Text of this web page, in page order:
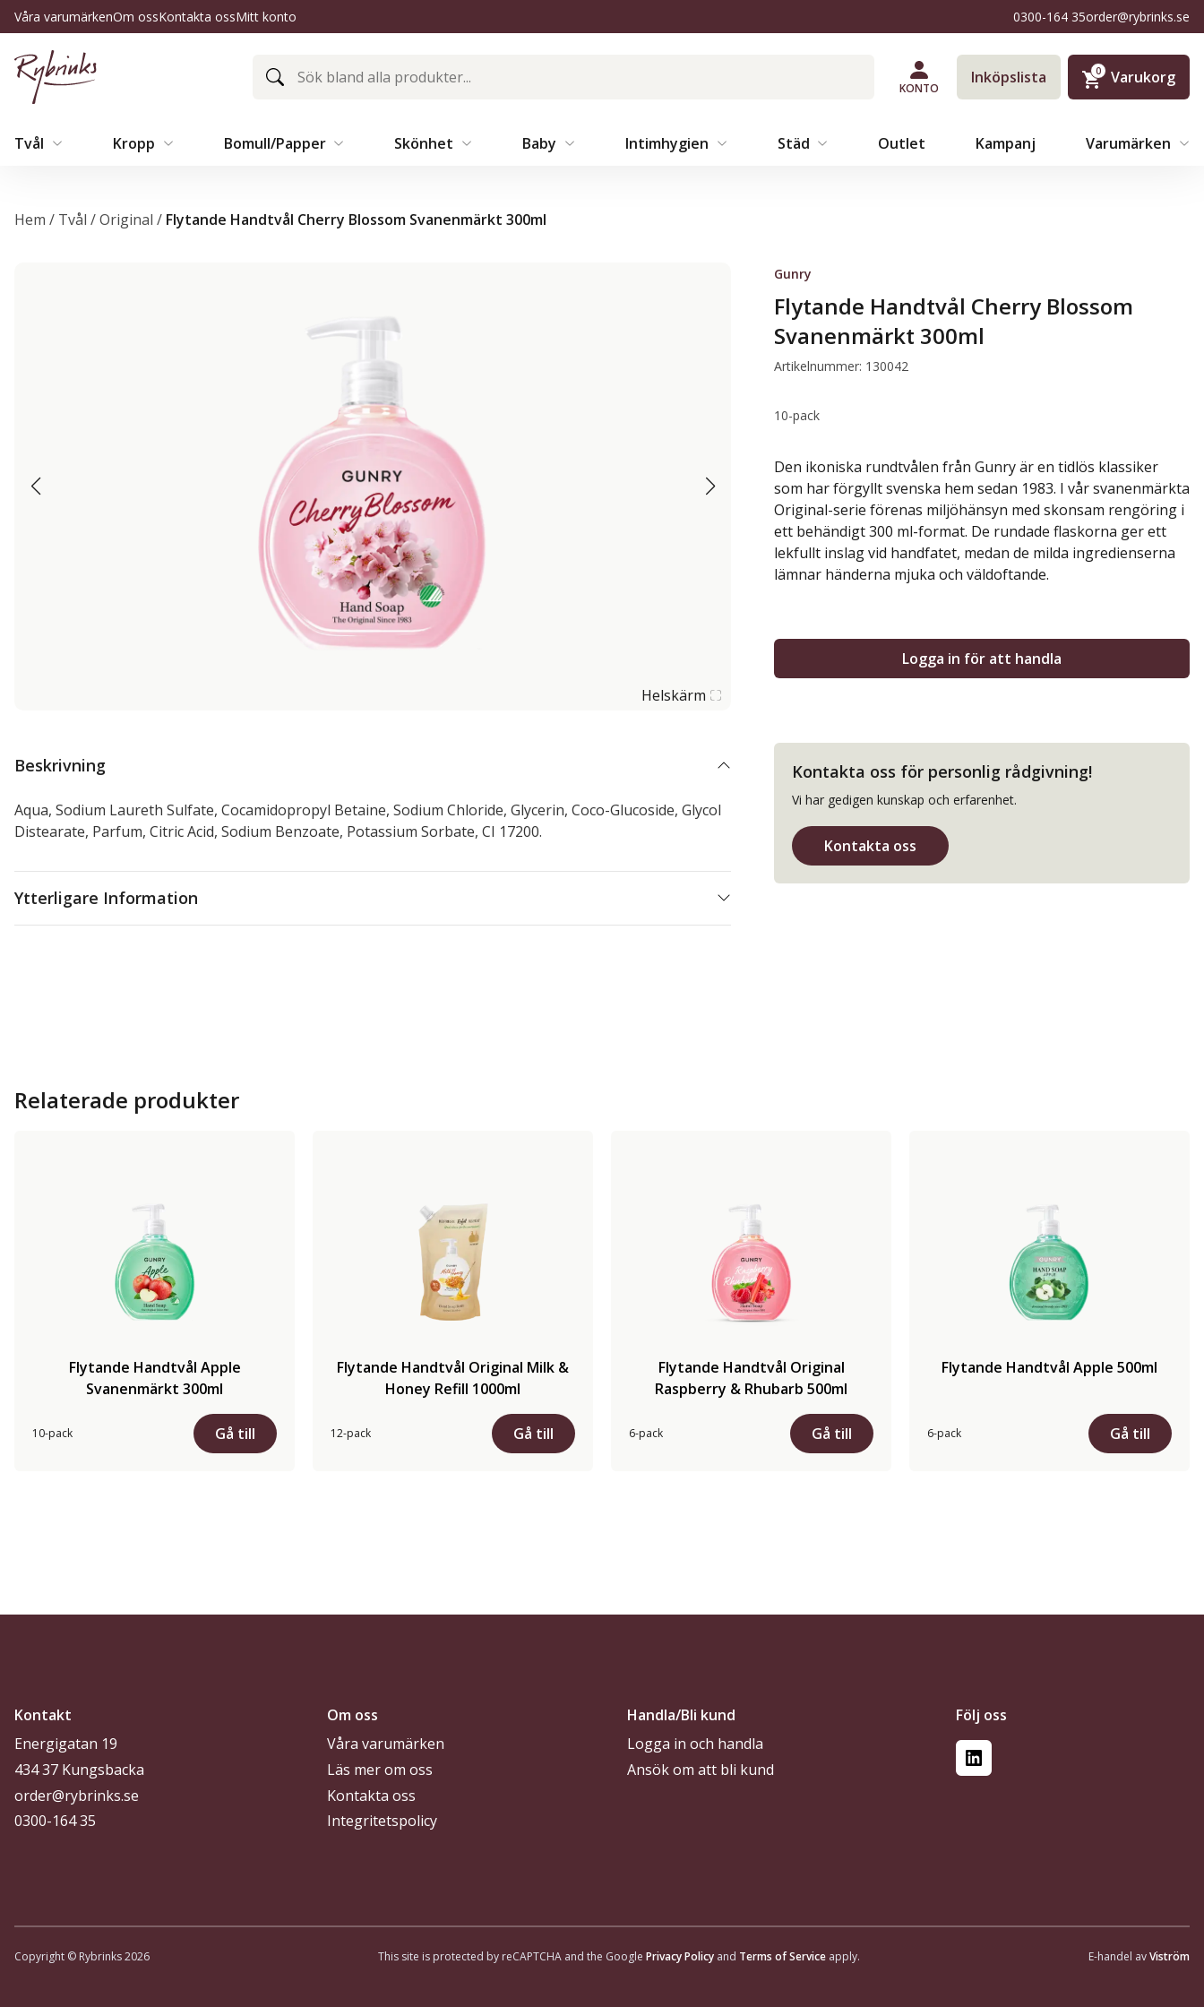
Våra varumärkenOm ossKontakta ossMitt konto 0300-164 35order@rybrinks.se
KONTO
Inköpslista 0 Varukorg
Tvål Kropp Bomull/Papper Skönhet Baby Intimhygien Städ Outlet Kampanj Varumärken
Hem / Tvål /Original / Flytande Handtvål Cherry Blossom Svanenmärkt 300ml
Helskärm
Gunry
Flytande Handtvål Cherry Blossom
Svanenmärkt 300ml
Artikelnummer: 130042
10-pack
Den ikoniska rundtvålen från Gunry är en tidlös klassiker
som har förgyllt svenska hem sedan 1983. I vår svanenmärkta
Original-serie förenas miljöhänsyn med skonsam rengöring i
ett behändigt 300 ml-format. De rundade flaskorna ger ett
lekfullt inslag vid handfatet, medan de milda ingredienserna
lämnar händerna mjuka och väldoftande.
Logga in för att handla
Kontakta oss för personlig rådgivning!
Vi har gedigen kunskap och erfarenhet.
Kontakta oss
Beskrivning
Aqua, Sodium Laureth Sulfate, Cocamidopropyl Betaine, Sodium Chloride, Glycerin, Coco-Glucoside, Glycol
Distearate, Parfum, Citric Acid, Sodium Benzoate, Potassium Sorbate, CI 17200.
Ytterligare Information
Relaterade produkter
Flytande Handtvål Apple
Svanenmärkt 300ml
10-pack Gå till
Flytande Handtvål Original Milk &
Honey Refill 1000ml
12-pack Gå till
Flytande Handtvål Original
Raspberry & Rhubarb 500ml
6-pack Gå till
Flytande Handtvål Apple 500ml
6-pack Gå till
Kontakt
Energigatan 19
434 37 Kungsbacka
order@rybrinks.se
0300-164 35
Om oss
Våra varumärken
Läs mer om oss
Kontakta oss
Integritetspolicy
Handla/Bli kund
Logga in och handla
Ansök om att bli kund
Följ oss
LinkedIn
This site is protected by reCAPTCHA and the Google Privacy Policy and Terms of Service apply.
Copyright © Rybrinks 2026 E-handel avViström